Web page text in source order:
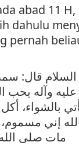
abad 11
dahulu
pernah
قال:
وآله يحب
بالشواء،
إني
مات صلى